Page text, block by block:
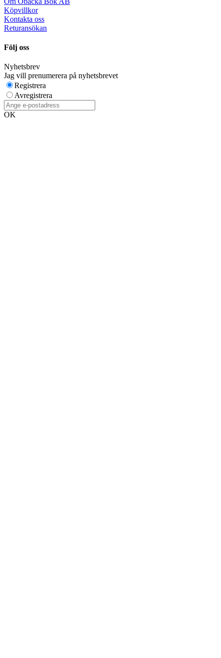
Köpvillkor
Kontakta oss
Returansökan
Följ oss
Nyhetsbrev
Jag vill prenumerera på nyhetsbrevet
Registrera
Avregistrera
OK